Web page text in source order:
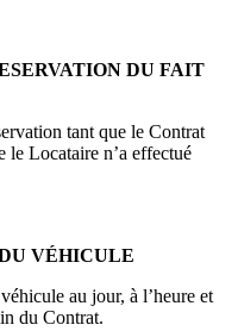
DU FAIT
tant que le Contrat
le Locataire n’a effectué
VÉHICULE
au jour, à l’heure et
du Contrat.